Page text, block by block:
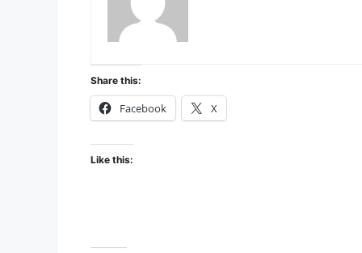
Share this:
Facebook X
Like this: